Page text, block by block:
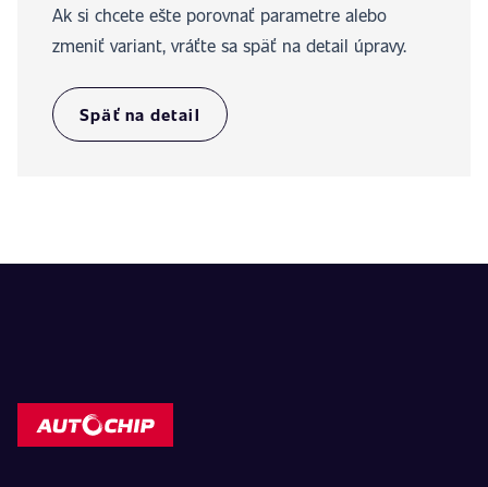
Ak si chcete ešte porovnať parametre alebo
zmeniť variant, vráťte sa späť na detail úpravy.
Späť na detail